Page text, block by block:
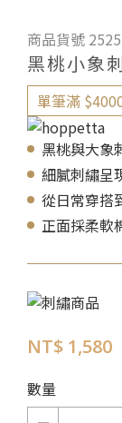
商品貨號
黑桃小象
單筆滿
黑桃與大象
細膩刺繡呈
從日常穿搭
正面採柔軟
NT$ 1,580
數量